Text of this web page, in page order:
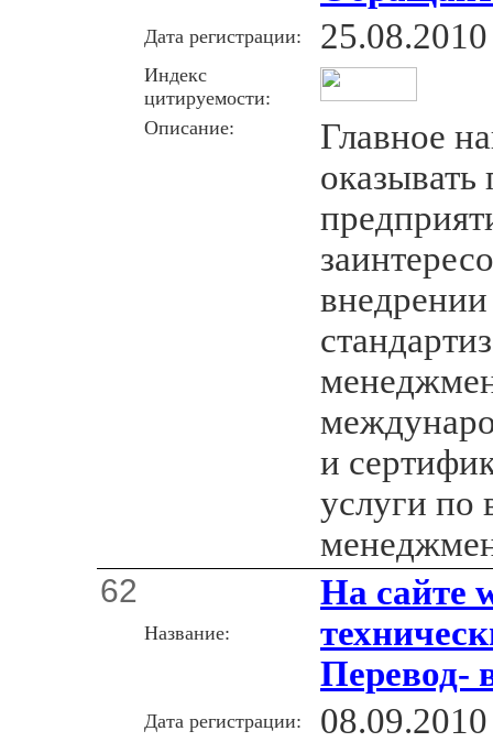
Дата регистрации: 25.08.2010
Индекс
цитируемости:
Описание:
Главное
внедрении
и
услуги по
62
Название:
На сайте
Перевод-
Дата регистрации: 08.09.2010